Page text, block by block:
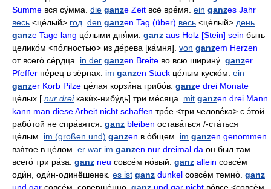
Summe вся су́мма die ganze Zeit всё вре́мя ein ganzes Jahr
весь <це́лый> год den ganzen Tag (über) весь <це́лый> день
ganze Tage lang це́лыми дня́ми ganz aus Holz [Stein] sein быть
целико́м <по́лностью> из де́рева [ка́мня]. von ganzem Herzen
от всего́ се́рдца
in der ganzen Breite во всю ширину́ ganzer
Pfeffer пе́рец в зёрнах im ganzen Stück це́лым куско́м ein
ganzer Korb Pilze це́лая корзи́на грибо́в ganze drei Monate
це́лых [ nur drei каки́х-нибу́дь] три ме́сяца mit ganzen drei Mann
kann man diese Arbeit nicht schaffen тро́е <три челове́ка> с э́той
рабо́той не спра́вятся ganz bleiben остава́ться /-ста́ться
це́лым
im (großen und) ganzen в о́бщем im ganzen genommen
взя́тое в це́лом er war im ganzen nur dreimal da он был там
всего́ три ра́за ganz neu совсе́м но́вый ganz allein совсе́м
оди́н оди́н-одинёшенек es ist ganz dunkel совсе́м темно́ ganz